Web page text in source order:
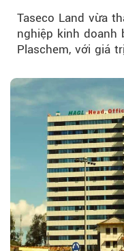
Taseco Land vừa
nghiệp kinh doanh
Plaschem, với giá